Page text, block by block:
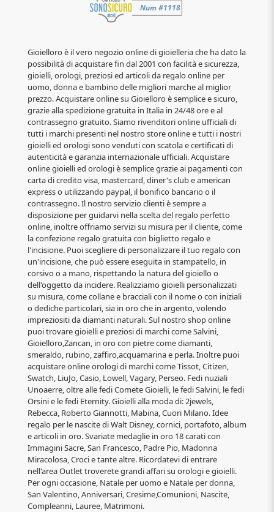
Gioielloro è il vero negozio online di gioielleria che ha dato la
possibilità di acquistare fin dal 2001 con facilità e sicurezza,
gioielli, orologi, preziosi ed articoli da regalo online per
uomo, donna e bambino delle migliori marche al miglior
prezzo. Acquistare online su Gioielloro è semplice e sicuro,
grazie alla spedizione gratuita in Italia in 24/48 ore e al
contrassegno gratuito. Siamo rivenditori online ufficiali di
tutti i marchi presenti nel nostro store online e tutti i nostri
gioielli ed orologi sono venduti con scatola e certificati di
autenticità e garanzia internazionale ufficiali. Acquistare
online gioielli ed orologi è semplice grazie ai pagamenti con
carta di credito visa, mastercard, diner's club e american
express o utilizzando paypal, il bonifico bancario o il
contrassegno. Il nostro servizio clienti è sempre a
disposizione per guidarvi nella scelta del regalo perfetto
online, inoltre offriamo servizi su misura per il cliente, come
la confezione regalo gratuita con biglietto regalo e
l'incisione. Puoi scegliere di personalizzare il tuo regalo con
un'incisione, che può essere eseguita in stampatello, in
corsivo o a mano, rispettando la natura del gioiello o
dell'oggetto da incidere. Realizziamo gioielli personalizzati
su misura, come collane e bracciali con il nome o con iniziali
o dediche particolari, sia in oro che in argento, volendo
impreziositi da diamanti naturali. Sul nostro shop online
puoi trovare gioielli e preziosi di marchi come Salvini,
Gioielloro,Zancan, in oro con pietre come diamanti,
smeraldo, rubino, zaffiro,acquamarina e perla. Inoltre puoi
acquistare online orologi di marchi come Tissot, Citizen,
Swatch, LiuJo, Casio, Lowell, Vagary, Perseo. Fedi nuziali
Unoaerre, oltre alle fedi Comete Gioielli, le fedi Salvini, le fedi
Orsini e le fedi Eternity. Gioielli alla moda di: 2jewels,
Rebecca, Roberto Giannotti, Mabina, Cuori Milano. Idee
regalo per le nascite di Walt Disney, cornici, portafoto, album
e articoli in oro. Svariate medaglie in oro 18 carati con
Immagini Sacre, San Francesco, Padre Pio, Madonna
Miracolosa, Croci e tante altre. Ricordatevi di entrare
nell'area Outlet troverete grandi affari su orologi e gioielli.
Per ogni occasione, Natale per uomo e Natale per donna,
San Valentino, Anniversari, Cresime,Comunioni, Nascite,
Compleanni, Lauree, Matrimoni.